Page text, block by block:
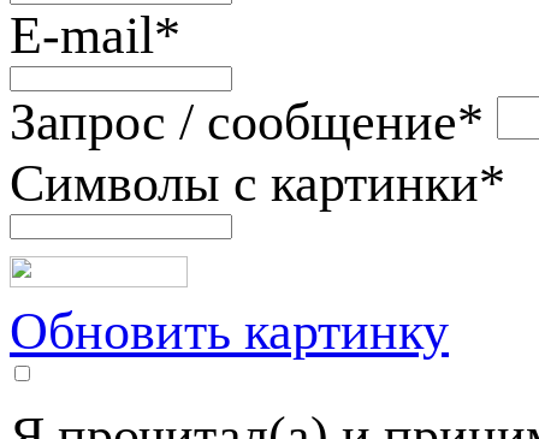
E-mail*
Запрос / сообщение*
Символы с картинки*
Обновить картинку